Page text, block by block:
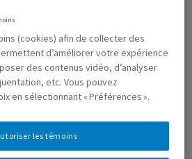
(cookies) afin de collecter des
d’améliorer votre expérience
des contenus vidéo, d’analyser
etc. Vous pouvez
en sélectionnant « Préférences ».
les témoins